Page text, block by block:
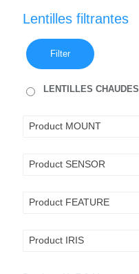
Lentilles filtrantes
Filter
LENTILLES CHAUDES
Product MOUNT
Product SENSOR
Product FEATURE
Product IRIS